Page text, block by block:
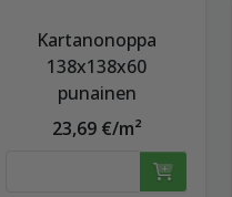
Kartanonoppa
138x138x60
punainen
23,69 €/m²